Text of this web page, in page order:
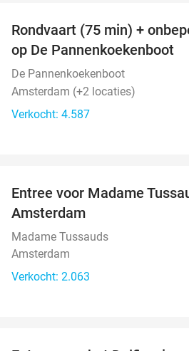
Rondvaart (75 min) +
op De Pannenkoekenboot
De Pannenkoekenboot
Amsterdam (+2 locaties)
Verkocht: 4.587
Entree voor Madame
Amsterdam
Madame Tussauds
Amsterdam
Verkocht: 2.063